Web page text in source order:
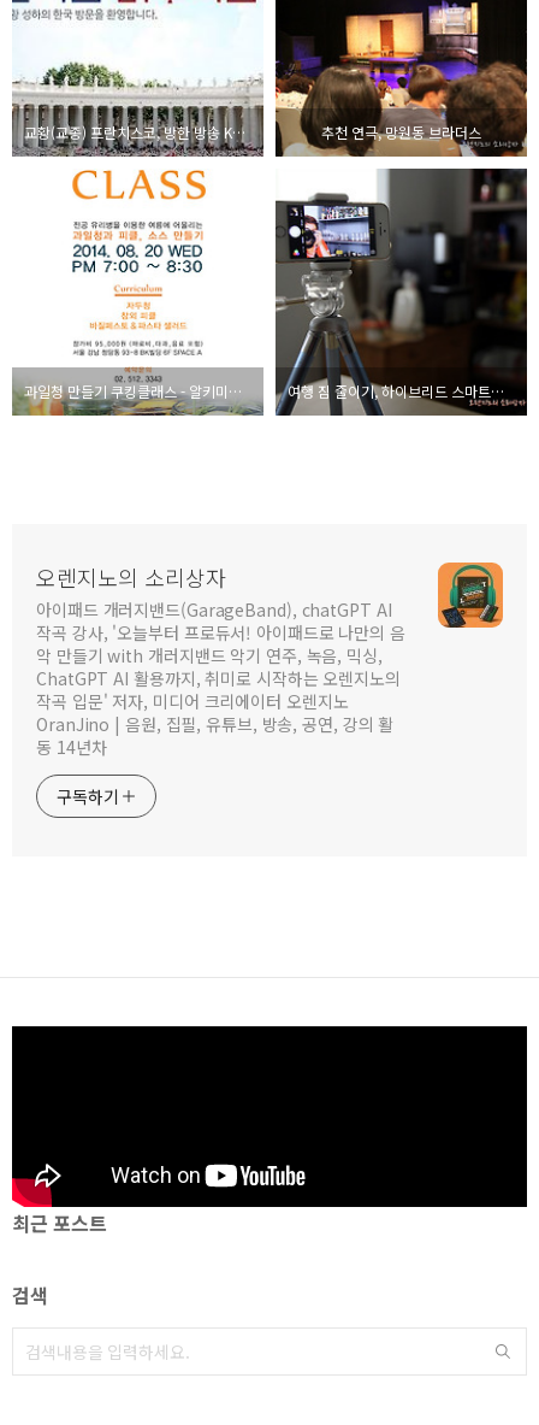
교황(교종) 프란치스코, 방한 방송 KBS vs 평화방송 PBC 추천 연극, 망원동 브라더스
과일청 만들기 쿠킹클래스 - 알키미스트 여행 짐 줄이기, 하이브리드 스마트폰 삼각대 사용기
오렌지노의 소리상자
아이패드 개러지밴드(GarageBand), chatGPT AI
작곡 강사, '오늘부터 프로듀서! 아이패드로 나만의 음
악 만들기 with 개러지밴드 악기 연주, 녹음, 믹싱,
ChatGPT AI 활용까지, 취미로 시작하는 오렌지노의
작곡 입문' 저자, 미디어 크리에이터 오렌지노
OranJino | 음원, 집필, 유튜브, 방송, 공연, 강의 활
동 14년차
구독하기
최근 포스트
검색